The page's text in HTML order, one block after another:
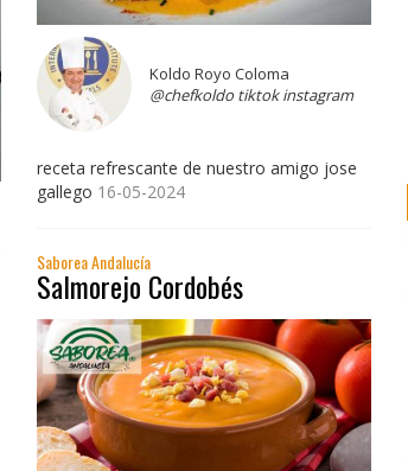
Koldo Royo Coloma
@chefkoldo tiktok instagram
receta refrescante de nuestro amigo jose
gallego 16-05-2024
Saborea Andalucía
Salmorejo Cordobés